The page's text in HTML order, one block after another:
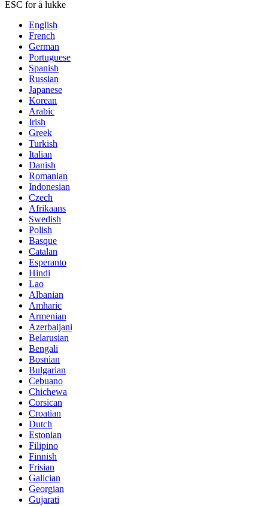
ESC for å lukke
English
French
German
Portuguese
Spanish
Russian
Japanese
Korean
Arabic
Irish
Greek
Turkish
Italian
Danish
Romanian
Indonesian
Czech
Afrikaans
Swedish
Polish
Basque
Catalan
Esperanto
Hindi
Lao
Albanian
Amharic
Armenian
Azerbaijani
Belarusian
Bengali
Bosnian
Bulgarian
Cebuano
Chichewa
Corsican
Croatian
Dutch
Estonian
Filipino
Finnish
Frisian
Galician
Georgian
Gujarati